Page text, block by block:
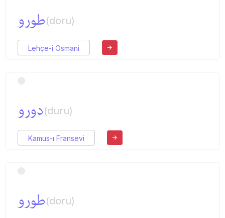
طورو(doru)
Lehçe-i Osmani
دورو(duru)
Kamus-ı Fransevi
طورو(doru)